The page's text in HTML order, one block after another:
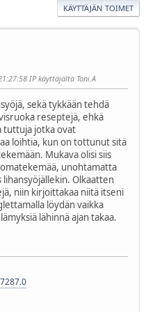
KÄYTTÄJÄN TOIMET
IP käyttäjältä Toni.A
sekä tykkään tehdä
reseptejä, ehkä
tuttuja jotka ovat
loihtia, kun on tottunut sitä
Mukava olisi siis
unohtamatta
lihansyöjällekin. Olkaatten
niin kirjoittakaa niitä itseni
löydän vaikka
lähinnä ajan takaa.